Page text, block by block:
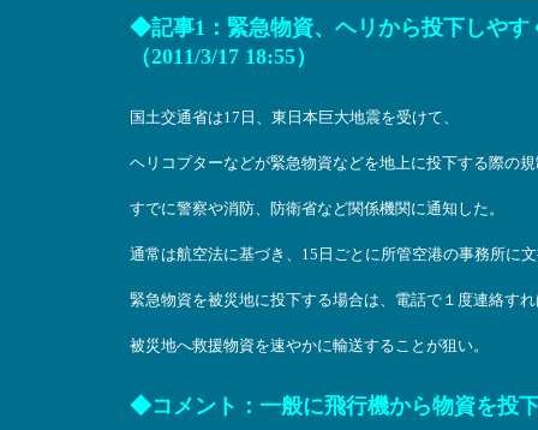
◆記事1 ：緊急物資、ヘリから投下しや
（2011/3/17 18:55）
国土交通省は17日、東日本巨大地震を受けて、
ヘリコプターなどが緊急物資などを地上に投下する際の
すでに警察や消防、防衛省など関係機関に通知した。
通常は航空法に基づき、15日ごとに所管空港の事務所に
緊急物資を被災地に投下する場合は、電話で１度連絡す
被災地へ救援物資を速やかに輸送することが狙い。
◆コメント：一般に飛行機から物資を投